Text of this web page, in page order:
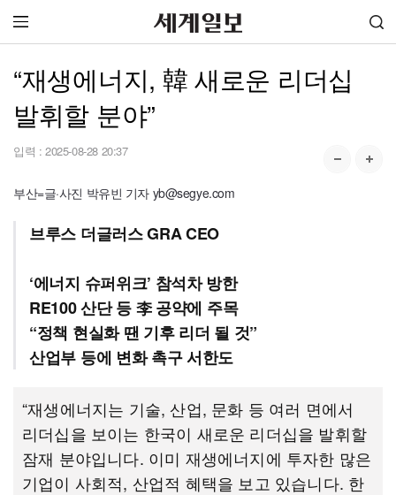
“재생에너지, 韓 새로운 리더십
발휘할 분야”
입력 : 2025-08-28 20:37
부산=글·사진 박유빈 기자 yb@segye.com
브루스 더글러스 GRA CEO
‘에너지 슈퍼위크’ 참석차 방한
RE100 산단 등 李 공약에 주목
“정책 현실화 땐 기후 리더 될 것”
산업부 등에 변화 촉구 서한도
“재생에너지는 기술, 산업, 문화 등 여러 면에서
리더십을 보이는 한국이 새로운 리더십을 발휘할
잠재 분야입니다. 이미 재생에너지에 투자한 많은
기업이 사회적, 산업적 혜택을 보고 있습니다. 한